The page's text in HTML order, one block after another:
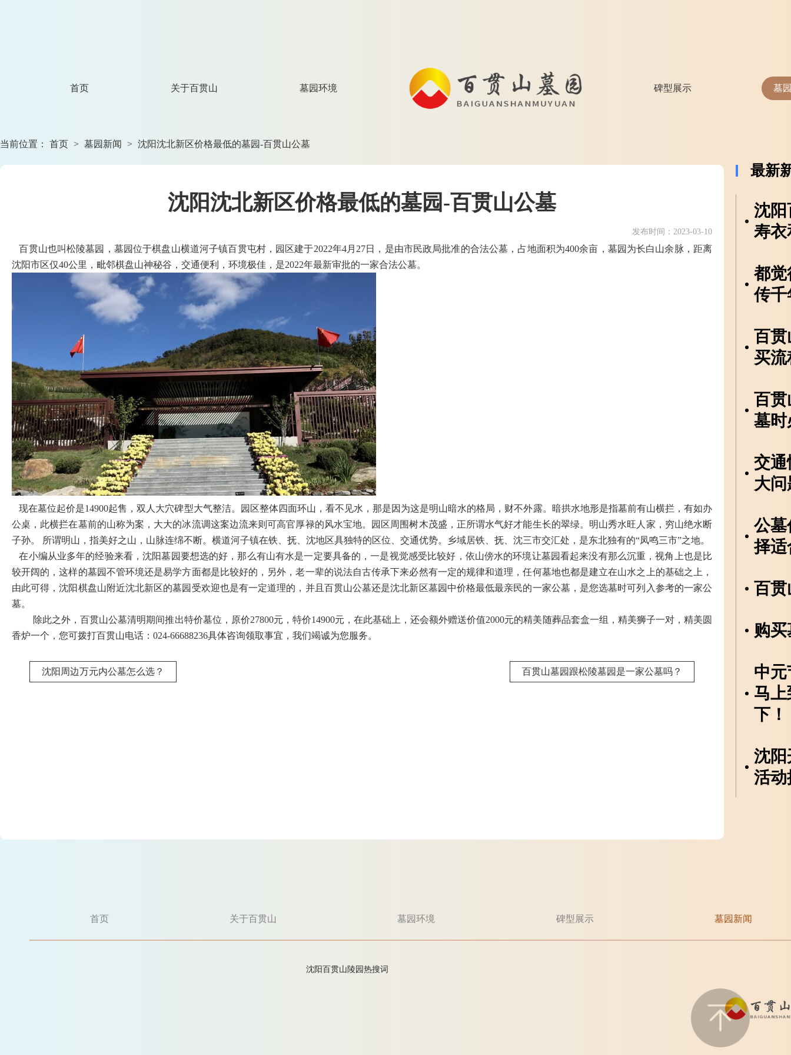
首页 关于百贯山 墓园环境 碑型展示 墓
当前位置： 首页 > 墓园新闻 > 沈阳沈北新区价格最低的墓园-百贯山公墓
沈阳沈北新区价格最低的墓园-百贯山公墓
发布时间：2023-03-10
百贯山也叫松陵墓园，墓园位于棋盘山横道河子镇百贯屯村，园区建于2022年4月27日，是由市民政局批准的合法公墓，占地面积为400余亩，墓园为长白山余脉，距离
沈阳市区仅40公里，毗邻棋盘山神秘谷，交通便利，环境极佳，是2022年最新审批的一家合法公墓。
现在墓位起价是14900起售，双人大穴碑型大气整洁。园区整体四面环山，看不见水，那是因为这是明山暗水的格局，财不外露。暗拱水地形是指墓前有山横拦，有如办
公桌，此横拦在墓前的山称为案，大大的冰流调这案边流来则可高官厚禄的风水宝地。园区周围树木茂盛，正所谓水气好才能生长的翠绿。明山秀水旺人家，穷山绝水断
子孙。 所谓明山，指美好之山，山脉连绵不断。横道河子镇在铁、抚、沈地区具独特的区位、交通优势。乡域居铁、抚、沈三市交汇处，是东北独有的“凤鸣三市”之地。
在小编从业多年的经验来看，沈阳墓园要想选的好，那么有山有水是一定要具备的，一是视觉感受比较好，依山傍水的环境让墓园看起来没有那么沉重，视角上也是比
较开阔的，这样的墓园不管环境还是易学方面都是比较好的，另外，老一辈的说法自古传承下来必然有一定的规律和道理，任何墓地也都是建立在山水之上的基础之上，
由此可得，沈阳棋盘山附近沈北新区的墓园受欢迎也是有一定道理的，并且百贯山公墓还是沈北新区墓园中价格最低最亲民的一家公墓，是您选墓时可列入参考的一家公
墓。
除此之外，百贯山公墓清明期间推出特价墓位，原价27800元，特价14900元，在此基础上，还会额外赠送价值2000元的精美随葬品套盒一组，精美狮子一对，精美圆
香炉一个，您可拨打百贯山电话：024-66688236具体咨询领取事宜，我们竭诚为您服务。
沈阳周边万元内公墓怎么选？ 百贯山墓园跟松陵墓园是一家公墓吗？
最新
沈阳
寿衣
都觉
传千
百贯
买
百贯
墓时
交通
大
公墓
择适
百贯
购
中
马
下！
沈阳
活动
首页 关于百贯山 墓园环境 碑型展示 墓园新闻
沈阳百贯山陵园热搜词